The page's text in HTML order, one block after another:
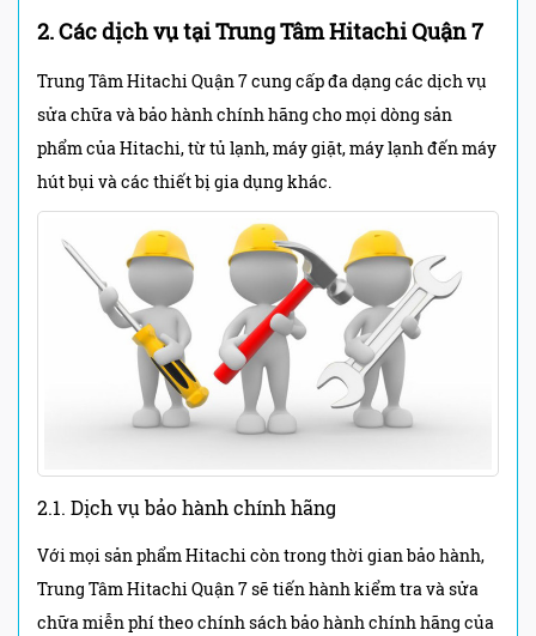
2. Các dịch vụ tại Trung Tâm Hitachi Quận 7
Trung Tâm Hitachi Quận 7 cung cấp đa dạng các dịch vụ
sửa chữa và bảo hành chính hãng cho mọi dòng sản
phẩm của Hitachi, từ tủ lạnh, máy giặt, máy lạnh đến máy
hút bụi và các thiết bị gia dụng khác.
2.1. Dịch vụ bảo hành chính hãng
Với mọi sản phẩm Hitachi còn trong thời gian bảo hành,
Trung Tâm Hitachi Quận 7 sẽ tiến hành kiểm tra và sửa
chữa miễn phí theo chính sách bảo hành chính hãng của